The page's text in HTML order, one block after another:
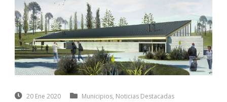
20 Ene 2020 Municipios, Noticias Destacadas